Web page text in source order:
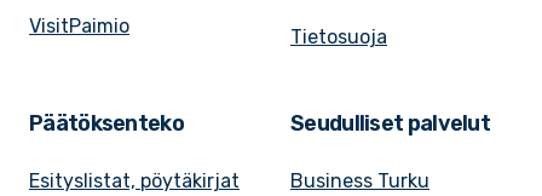
VisitPaimio Tietosuoja
Päätöksenteko
Esityslistat, pöytäkirjat
Seudulliset palvelut
Business Turku